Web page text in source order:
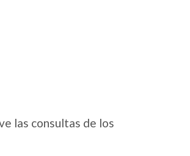
las consultas de los